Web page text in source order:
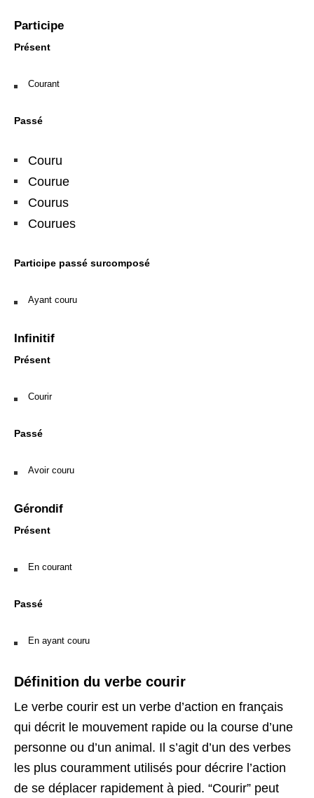
Participe
Présent
Courant
Passé
Couru
Courue
Courus
Courues
Participe passé surcomposé
Ayant couru
Infinitif
Présent
Courir
Passé
Avoir couru
Gérondif
Présent
En courant
Passé
En ayant couru
Définition du verbe courir
Le verbe courir est un verbe d’action en français
qui décrit le mouvement rapide ou la course d’une
personne ou d’un animal. Il s’agit d’un des verbes
les plus couramment utilisés pour décrire l’action
de se déplacer rapidement à pied. “Courir” peut